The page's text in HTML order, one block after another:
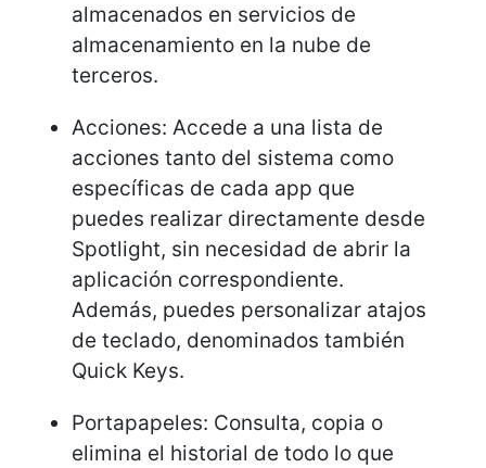
almacenados en servicios de
almacenamiento en la nube de
terceros.
Acciones: Accede a una lista de
acciones tanto del sistema como
específicas de cada app que
puedes realizar directamente desde
Spotlight, sin necesidad de abrir la
aplicación correspondiente.
Además, puedes personalizar atajos
de teclado, denominados también
Quick Keys.
Portapapeles: Consulta, copia o
elimina el historial de todo lo que